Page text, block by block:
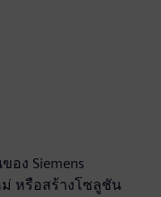
ง Siemens
หรือสร้างโซลูชัน